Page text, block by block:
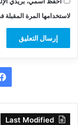
لاستخدامها المرة المقبلة
Last Modified